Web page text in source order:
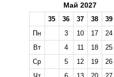
Май 2027
35 36 37 38
39
Пн
3 10 17
24
Вт
4 11 18
25
Ср
5 12 19
26